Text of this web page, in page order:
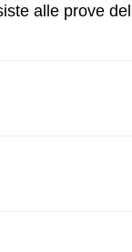
alle prove